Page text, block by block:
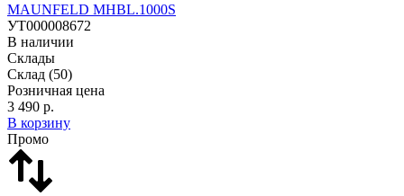
MAUNFELD MHBL.1000S
УТ000008672
В наличии
Склады
Склад (50)
Розничная цена
3 490 р.
В корзину
Промо